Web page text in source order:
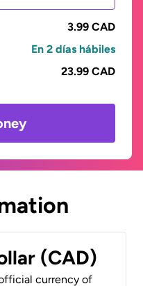
3.99 CAD
En 2 días hábiles
23.99 CAD
(CAD)
currency of